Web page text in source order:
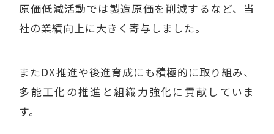
原価低減活動では製造原価を削減するなど、当
社の業績向上に大きく寄与しました。
またDX推進や後進育成にも積極的に取り組み、
多能工化の推進と組織力強化に貢献していま
す。